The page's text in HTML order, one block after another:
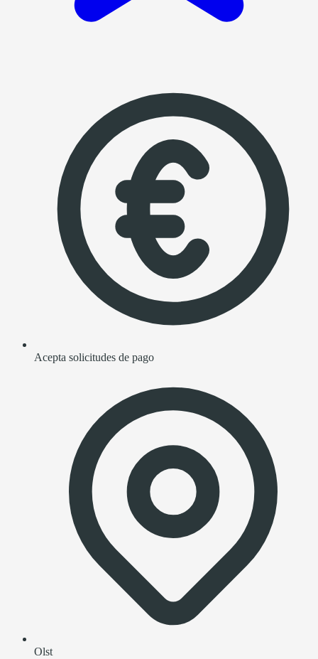
Acepta solicitudes de pago
Olst